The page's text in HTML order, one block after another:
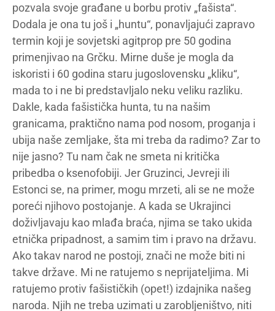
pozvala svoje građane u borbu protiv „fašista“.
Dodala je ona tu još i „huntu“, ponavljajući zapravo
termin koji je sovjetski agitprop pre 50 godina
primenjivao na Grčku. Mirne duše je mogla da
iskoristi i 60 godina staru jugoslovensku „kliku“,
mada to i ne bi predstavljalo neku veliku razliku.
Dakle, kada fašistička hunta, tu na našim
granicama, praktično nama pod nosom, proganja i
ubija naše zemljake, šta mi treba da radimo? Zar to
nije jasno? Tu nam čak ne smeta ni kritička
pribedba o ksenofobiji. Jer Gruzinci, Jevreji ili
Estonci se, na primer, mogu mrzeti, ali se ne može
poreći njihovo postojanje. A kada se Ukrajinci
doživljavaju kao mlađa braća, njima se tako ukida
etnička pripadnost, a samim tim i pravo na državu.
Ako takav narod ne postoji, znači ne može biti ni
takve države. Mi ne ratujemo s neprijateljima. Mi
ratujemo protiv fašističkih (opet!) izdajnika našeg
naroda. Njih ne treba uzimati u zarobljeništvo, niti